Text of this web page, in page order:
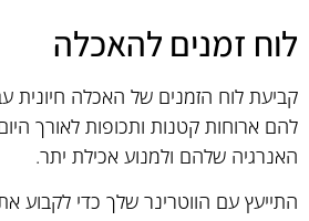
לוח זמנים להאכלה
קביעת לוח הזמנים של האכלה חיונית
להם ארוחות קטנות ותכופות לאורך
האנרגיה שלהם ולמנוע אכילת יתר.
התייעץ עם הווטרינר שלך כדי לקבוע